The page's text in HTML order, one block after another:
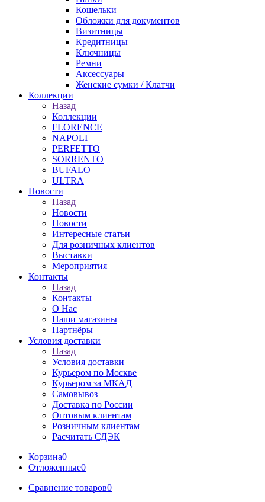
Кошельки
Обложки для документов
Визитницы
Кредитницы
Ключницы
Ремни
Аксессуары
Женские сумки / Клатчи
Коллекции
Назад
Коллекции
FLORENCE
NAPOLI
PERFETTO
SORRENTO
BUFALO
ULTRA
Новости
Назад
Новости
Новости
Интересные статьи
Для розничных клиентов
Выставки
Мероприятия
Контакты
Назад
Контакты
О Нас
Наши магазины
Партнёры
Условия доставки
Назад
Условия доставки
Курьером по Москве
Курьером за МКАД
Самовывоз
Доставка по России
Оптовым клиентам
Розничным клиентам
Расчитать СДЭК
Корзина0
Отложенные0
Сравнение товаров0